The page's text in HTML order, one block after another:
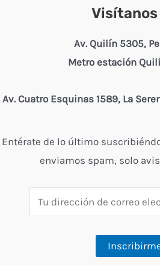
Visítanos
Av. Quilín 5305,
Metro estación
Av. Cuatro Esquinas 1589, La
Entérate de lo último
enviamos spam, solo